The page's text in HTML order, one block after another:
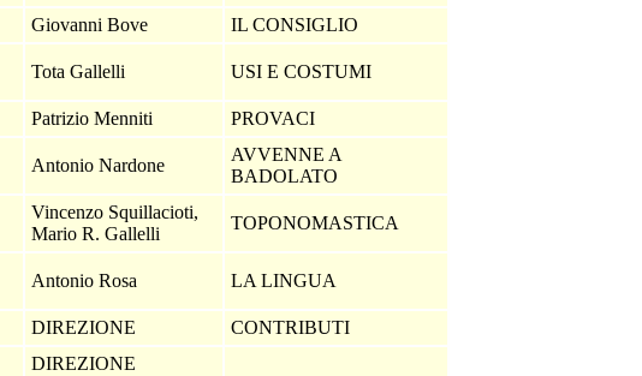
Giovanni Bove IL CONSIGLIO
Tota Gallelli USI E COSTUMI
Patrizio Menniti PROVACI
Antonio Nardone
AVVENNE A
BADOLATO
Vincenzo Squillacioti,
Mario R. Gallelli
TOPONOMASTICA
Antonio Rosa LA LINGUA
DIREZIONE
CONTRIBUTI
DIREZIONE